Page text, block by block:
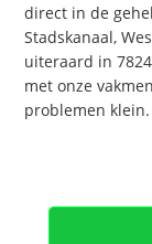
direct in de
Stadskanaal,
uiteraard in
met onze
problemen klein.